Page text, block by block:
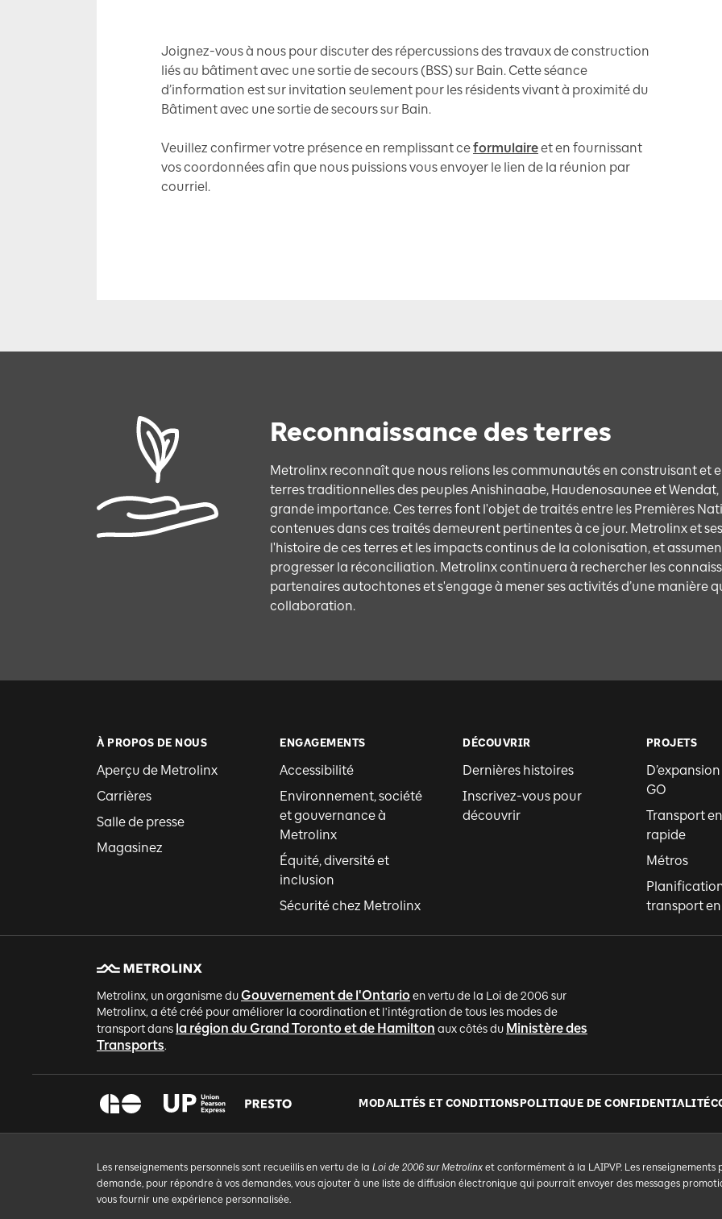
Joignez-vous à nous pour discuter des répercussions des travaux de construction
liés au bâtiment avec une sortie de secours (BSS) sur Bain. Cette séance
d’information est sur invitation seulement pour les résidents vivant à proximité du
Bâtiment avec une sortie de secours sur Bain.
Veuillez confirmer votre présence en remplissant ceformulaireet en fournissant
vos coordonnées afin que nous puissions vous envoyer le lien de la réunion par
courriel.
Reconnaissance des terres
Metrolinx reconnaît que nous relions les communautés en construisant et
terres traditionnelles des peuples Anishinaabe, Haudenosaunee et
grande importance. Ces terres font l'objet de traités entre les Premières
contenues dans ces traités demeurent pertinentes à ce jour. Metrolinx et
l'histoire de ces terres et les impacts continus de la colonisation, et
progresser la réconciliation. Metrolinx continuera à rechercher les
partenaires autochtones et s'engage à mener ses activités d’une manière
collaboration.
À PROPOS DE NOUS
Aperçu de Metrolinx
Carrières
Salle de presse
Magasinez
ENGAGEMENTS
Accessibilité
Environnement, société
et gouvernance à
Metrolinx
Équité, diversité et
inclusion
Sécurité chez Metrolinx
DÉCOUVRIR
Dernières histoires
Inscrivez-vous pour
découvrir
PROJETS
GO
Transport
rapide
Métros
transport
Metrolinx, un organisme duGouvernement de l'Ontario en vertu de la Loi de 2006 sur
Metrolinx, a été créé pour améliorer la coordination et l'intégration de tous les modes de
transport dans la région du Grand Toronto et de Hamilton aux côtés du Ministère des
Transports.
MODALITÉS ET CONDITIONS POLITIQUE DE CONFIDENTIALITÉ
Les renseignements personnels sont recueillis en vertu de la Loi de 2006 sur Metrolinx et conformément à la LAIPVP. Les renseignements
demande, pour répondre à vos demandes, vous ajouter à une liste de diffusion électronique qui pourrait envoyer des messages
vous fournir une expérience personnalisée.